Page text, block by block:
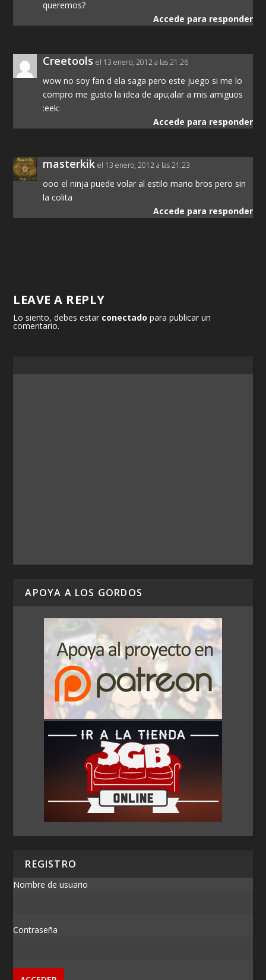
queremos?
Accede para responder
Creetools el 13 enero, 2012 a las 21:26
wow no soy fan d ela saga pero este juego si me lo
compro me gusto la idea de apu;alar a mis amiguos
:eek:
Accede para responder
masterkik el 13 enero, 2012 a las 21:23
ooo el ninja puede volar al estilo mario bros pero sin
la colita
Accede para responder
LEAVE A REPLY
Lo siento, debes estar conectado para publicar un
comentario.
APOYA A LOS GORDOS
REGISTRO
Nombre de usuario
Contraseña